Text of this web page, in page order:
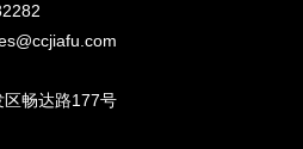
畅达路177号